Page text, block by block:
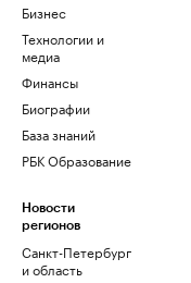
Бизнес
Технологии и
медиа
Финансы
Биографии
База знаний
РБК Образование
Новости
регионов
Санкт-Петербург
и область